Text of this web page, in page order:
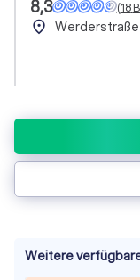
8,3
(18
place Werderstraße
Weitere